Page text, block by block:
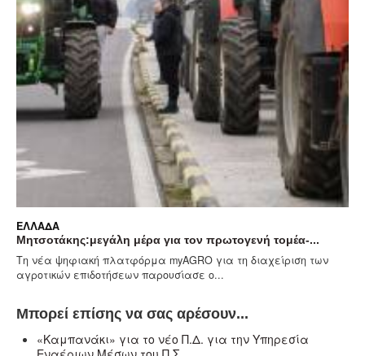
ΕΛΛΆΔΑ
Μητσοτάκης:μεγάλη μέρα για τον πρωτογενή τομέα-...
Τη νέα ψηφιακή πλατφόρμα myAGRO για τη διαχείριση των
αγροτικών επιδοτήσεων παρουσίασε ο...
Μπορεί επίσης να σας αρέσουν...
«Καμπανάκι» για το νέο Π.Δ. για την Υπηρεσία